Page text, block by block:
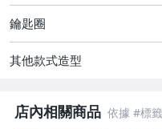
女裝與服飾配件
手錶與飾品配件
鑰匙圈
其他款式造型
店內相關商品